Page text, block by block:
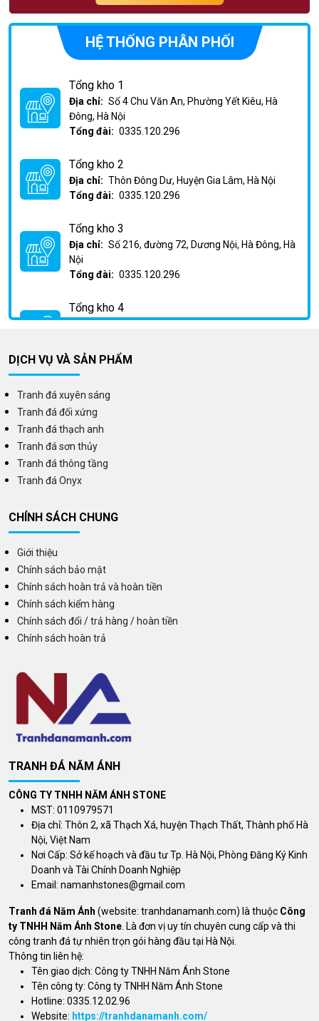
HỆ THỐNG PHÂN PHỐI
Tổng kho 1
Địa chỉ: Số 4 Chu Văn An, Phường Yết Kiêu, Hà
Đông, Hà Nội
Tổng đài: 0335.120.296
Tổng kho 2
Địa chỉ: Thôn Đông Dư, Huyện Gia Lâm, Hà Nội
Tổng đài: 0335.120.296
Tổng kho 3
Địa chỉ: Số 216, đường 72, Dương Nội, Hà Đông, Hà
Nội
Tổng đài: 0335.120.296
Tổng kho 4
Địa chỉ: Km2 Phan Trọng Tuệ, Huỳnh Cung, Thanh
Tổng đài: 0335.120.296
DỊCH VỤ VÀ SẢN PHẨM
Tranh đá xuyên sáng
Tranh đá đối xứng
Tranh đá thạch anh
Tranh đá sơn thủy
Tranh đá thông tầng
Tranh đá Onyx
CHÍNH SÁCH CHUNG
Giới thiệu
Chính sách bảo mật
Chính sách hoàn trả và hoàn tiền
Chính sách kiểm hàng
Chính sách đổi / trả hàng / hoàn tiền
Chính sách hoàn trả
TRANH ĐÁ NĂM ÁNH
CÔNG TY TNHH NĂM ÁNH STONE
MST: 0110979571
Địa chỉ: Thôn 2, xã Thạch Xá, huyện Thạch Thất, Thành phố Hà
Nội, Việt Nam
Nơi Cấp: Sở kế hoạch và đầu tư Tp. Hà Nội, Phòng Đăng Ký Kinh
Doanh và Tài Chính Doanh Nghiệp
Email: namanhstones@gmail.com
Tranh đá Năm Ánh (website: tranhdanamanh.com) là thuộc Công
ty TNHH Năm Ánh Stone . Là đơn vị uy tín chuyên cung cấp và thi
công tranh đá tự nhiên trọn gói hàng đầu tại Hà Nội.
Thông tin liên hệ:
Tên giao dịch: Công ty TNHH Năm Ánh Stone
Tên công ty: Công ty TNHH Năm Ánh Stone
Hotline: 0335.12.02.96
Website: https://tranhdanamanh.com/